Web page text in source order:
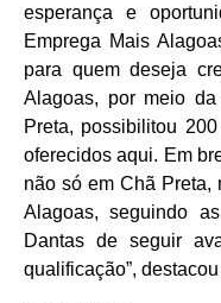
esperança e
Emprega Mais
para quem deseja
Alagoas, por meio
Preta, possibilitou
oferecidos aqui. Em
não só em Chã Preta,
Alagoas, seguindo
Dantas de seguir
qualificação”,